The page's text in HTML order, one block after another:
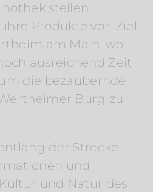
stellen
Produkte vor. Ziel
am Main, wo
ausreichend Zeit
die bezaubernde
Burg zu
der Strecke
und
und Natur des